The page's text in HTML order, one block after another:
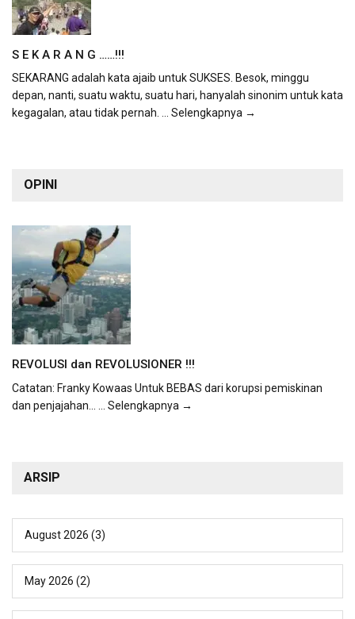
S E K A R A N G ……!!!
SEKARANG adalah kata ajaib untuk SUKSES. Besok, minggu
depan, nanti, suatu waktu, suatu hari, hanyalah sinonim untuk kata
kegagalan, atau tidak pernah. ... Selengkapnya →
OPINI
REVOLUSI dan REVOLUSIONER !!!
Catatan: Franky Kowaas Untuk BEBAS dari korupsi pemiskinan
dan penjajahan...
... Selengkapnya →
ARSIP
August 2026 (3)
May 2026 (2)